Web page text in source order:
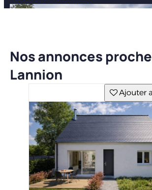
Nos annonces
Lannion
Ajouter